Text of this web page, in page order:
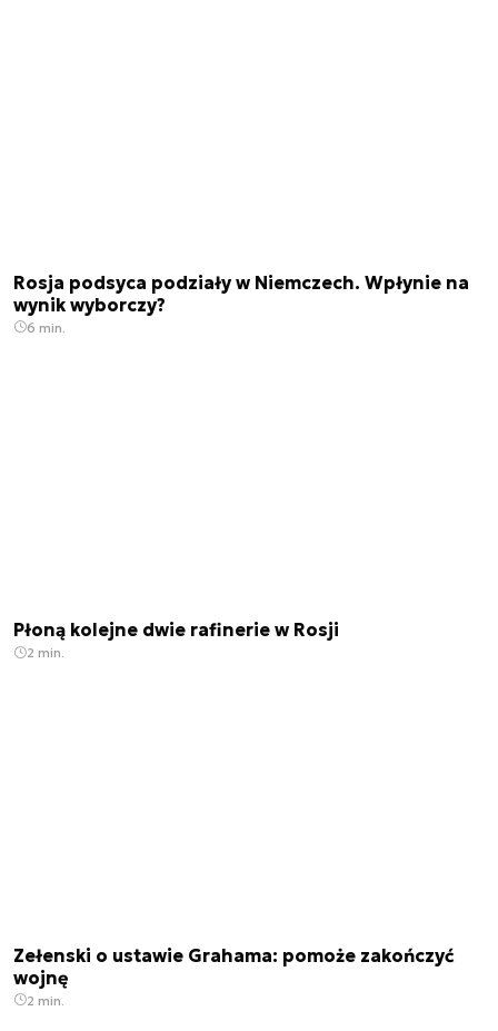
Rosja podsyca podziały w Niemczech. Wpłynie na
wynik wyborczy?
6 min.
Płoną kolejne dwie rafinerie w Rosji
2 min.
Zełenski o ustawie Grahama: pomoże zakończyć
wojnę
2 min.